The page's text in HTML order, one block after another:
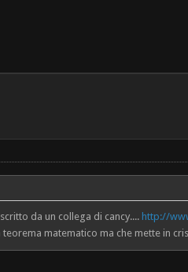
da un collega di cancy.... http://
matematico ma che mette in